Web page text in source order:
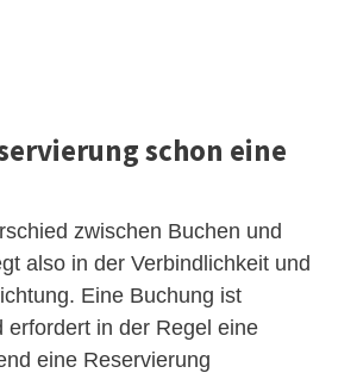
schon eine
zwischen Buchen und
also in der Verbindlichkeit und
Eine Buchung ist
erfordert in der Regel eine
eine Reservierung